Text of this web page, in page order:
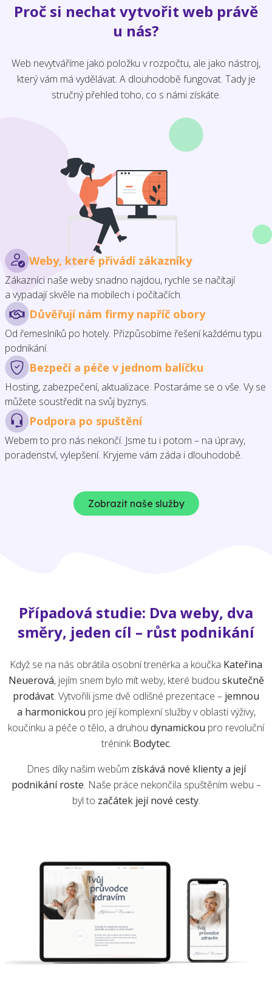
Proč si nechat vytvořit web právě
u nás?
Web nevytváříme jako položku v rozpočtu, ale jako nástroj,
který vám má vydělávat. A dlouhodobě fungovat. Tady je
stručný přehled toho, co s námi získáte.
Weby, které přivádí zákazníky
Zákazníci naše weby snadno najdou, rychle se načítají
a vypadají skvěle na mobilech i počítačích.
Důvěřují nám firmy napříč obory
Od řemeslníků po hotely. Přizpůsobíme řešení každému typu
podnikání.
Bezpečí a péče v jednom balíčku
Hosting, zabezpečení, aktualizace. Postaráme se o vše. Vy se
můžete soustředit na svůj byznys.
Podpora po spuštění
Webem to pro nás nekončí. Jsme tu i potom – na úpravy,
poradenství, vylepšení. Kryjeme vám záda i dlouhodobě.
Zobrazit naše služby
Případová studie: Dva weby, dva
směry, jeden cíl – růst podnikání
Když se na nás obrátila osobní trenérka a koučka Kateřina
Neuerová, jejím snem bylo mít weby, které budou skutečně
prodávat. Vytvořili jsme dvě odlišné prezentace – jemnou
a harmonickou pro její komplexní služby v oblasti výživy,
koučinku a péče o tělo, a druhou dynamickou pro revoluční
tréninkBodytec.
Dnes díky našim webům získává nové klienty a její
podnikání roste. Naše práce nekončila spuštěním webu –
byl to začátek její nové cesty.